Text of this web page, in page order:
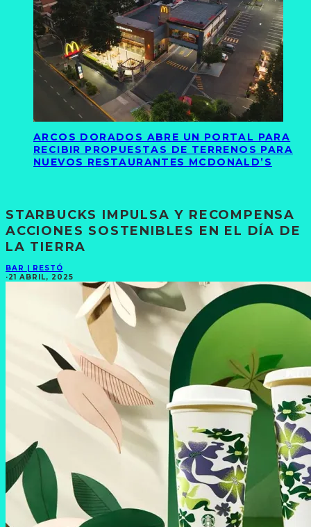
ARCOS DORADOS ABRE UN PORTAL PARA
RECIBIR PROPUESTAS DE TERRENOS PARA
NUEVOS RESTAURANTES MCDONALD’S
STARBUCKS IMPULSA Y RECOMPENSA
ACCIONES SOSTENIBLES EN EL DÍA DE
LA TIERRA
BAR | RESTÓ
·21 ABRIL, 2025